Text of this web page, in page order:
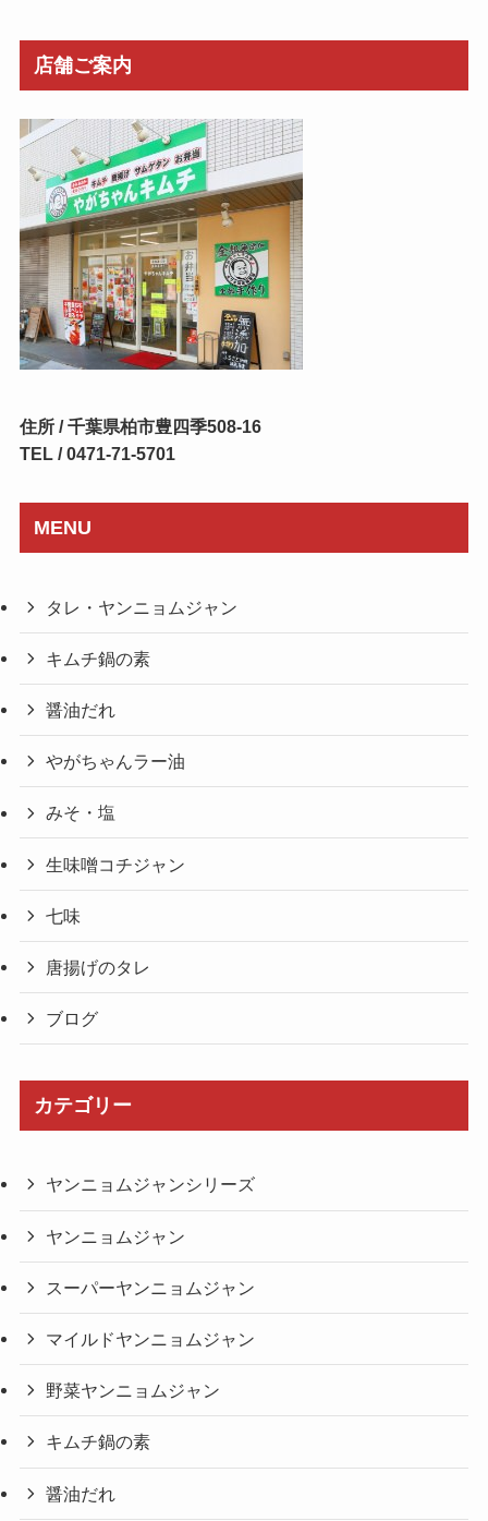
店舗ご案内
住所 / 千葉県柏市豊四季508-16
TEL / 0471-71-5701
MENU
タレ・ヤンニョムジャン
キムチ鍋の素
醤油だれ
やがちゃんラー油
みそ・塩
生味噌コチジャン
七味
唐揚げのタレ
ブログ
カテゴリー
ヤンニョムジャンシリーズ
ヤンニョムジャン
スーパーヤンニョムジャン
マイルドヤンニョムジャン
野菜ヤンニョムジャン
キムチ鍋の素
醤油だれ